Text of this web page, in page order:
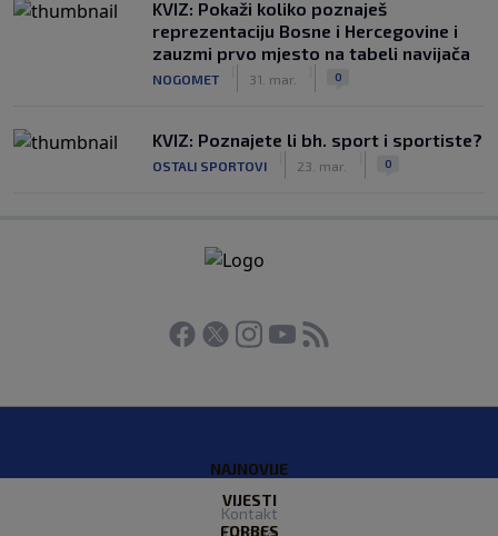
KVIZ: Pokaži koliko poznaješ
reprezentaciju Bosne i Hercegovine i
zauzmi prvo mjesto na tabeli navijača
NOGOMET 31. mar. 0
KVIZ: Poznajete li bh. sport i sportiste?
OSTALI SPORTOVI 23. mar. 0
NAJNOVIJE
VIJESTI
FORBES
Kontakt
O nama